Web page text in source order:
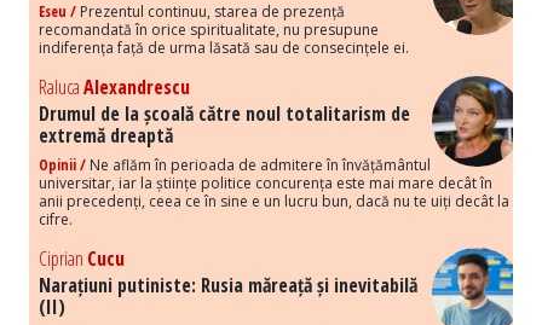
Eseu / Prezentul continuu, starea de prezență
recomandată în orice spiritualitate, nu presupune
indiferența față de urma lăsată sau de consecințele ei.
RalucaAlexandrescu
Drumul de la școală către noul totalitarism de
extremă dreaptă
Opinii / Ne aflăm în perioada de admitere în învățământul
universitar, iar la științe politice concurența este mai mare decât în
anii precedenți, ceea ce în sine e un lucru bun, dacă nu te uiți decât la
cifre.
Ciprian Cucu
Narațiuni putiniste: Rusia măreață și inevitabilă
(II)